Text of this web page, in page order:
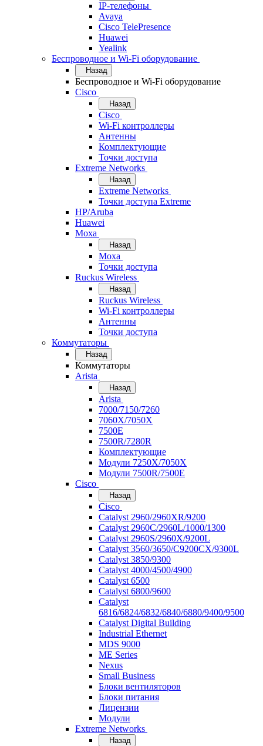
IP-телефоны
Avaya
Cisco TelePresence
Huawei
Yealink
Беспроводное и Wi-Fi оборудование
Назад
Беспроводное и Wi-Fi оборудование
Cisco
Назад
Cisco
Wi-Fi контроллеры
Антенны
Комплектующие
Точки доступа
Extreme Networks
Назад
Extreme Networks
Точки доступа Extreme
HP/Aruba
Huawei
Moxa
Назад
Moxa
Точки доступа
Ruckus Wireless
Назад
Ruckus Wireless
Wi-Fi контроллеры
Антенны
Точки доступа
Коммутаторы
Назад
Коммутаторы
Arista
Назад
Arista
7000/7150/7260
7060X/7050X
7500E
7500R/7280R
Комплектующие
Модули 7250X/7050X
Модули 7500R/7500E
Cisco
Назад
Cisco
Catalyst 2960/2960XR/9200
Catalyst 2960C/2960L/1000/1300
Catalyst 2960S/2960X/9200L
Catalyst 3560/3650/C9200CX/9300L
Catalyst 3850/9300
Catalyst 4000/4500/4900
Catalyst 6500
Catalyst 6800/9600
Catalyst
6816/6824/6832/6840/6880/9400/9500
Catalyst Digital Building
Industrial Ethernet
MDS 9000
ME Series
Nexus
Small Business
Блоки вентиляторов
Блоки питания
Лицензии
Модули
Extreme Networks
Назад